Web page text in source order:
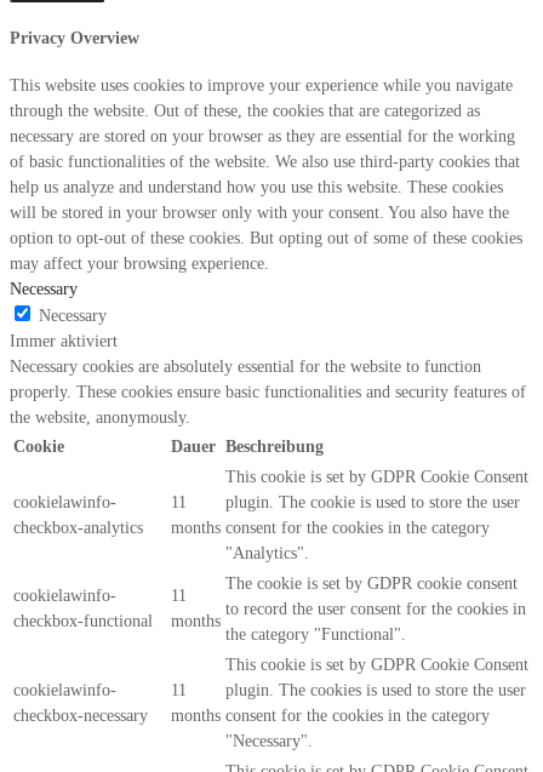
Privacy Overview
This website uses cookies to improve your experience while you navigate
through the website. Out of these, the cookies that are categorized as
necessary are stored on your browser as they are essential for the working
of basic functionalities of the website. We also use third-party cookies that
help us analyze and understand how you use this website. These cookies
will be stored in your browser only with your consent. You also have the
option to opt-out of these cookies. But opting out of some of these cookies
may affect your browsing experience.
Necessary
Necessary
Immer aktiviert
Necessary cookies are absolutely essential for the website to function
properly. These cookies ensure basic functionalities and security features of
the website, anonymously.
Cookie
Dauer Beschreibung
cookielawinfo-
checkbox-analytics
11
months
This cookie is set by GDPR Cookie Consent
plugin. The cookie is used to store the user
consent for the cookies in the category
"Analytics".
cookielawinfo-
checkbox-functional
11
months
The cookie is set by GDPR cookie consent
to record the user consent for the cookies in
the category "Functional".
cookielawinfo-
checkbox-necessary
11
months
This cookie is set by GDPR Cookie Consent
plugin. The cookies is used to store the user
consent for the cookies in the category
"Necessary".